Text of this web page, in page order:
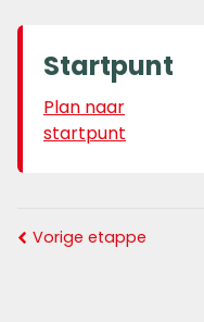
Startpunt
Plan naar
startpunt
Vorige etappe